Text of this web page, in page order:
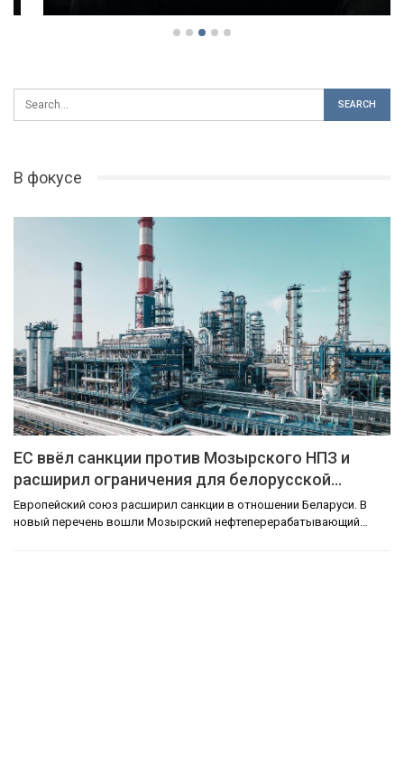
В фокусе
ЕС ввёл санкции против Мозырского НПЗ и
расширил ограничения для белорусской…
Европейский союз расширил санкции в отношении Беларуси. В
новый перечень вошли Мозырский нефтеперерабатывающий…